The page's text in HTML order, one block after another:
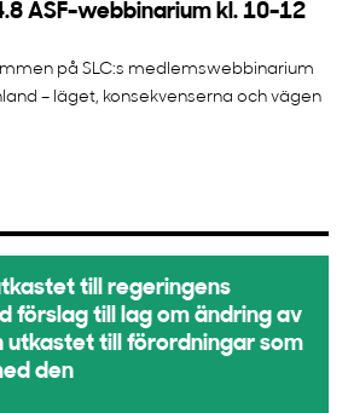
ASF-webbinarium kl. 10-12
på SLC:s medlemswebbinarium
– läget, konsekvenserna och vägen
till regeringens
förslag till lag om ändring av
utkastet till förordningar som
den